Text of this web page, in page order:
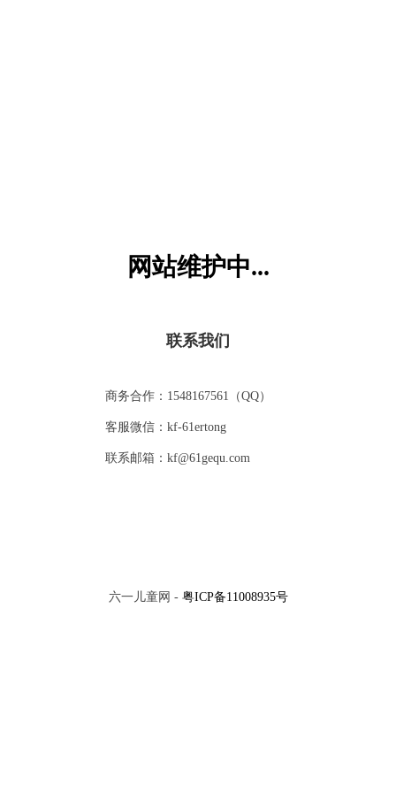
网站维护中...
联系我们
商务合作：1548167561（QQ）
客服微信：kf-61ertong
联系邮箱：kf@61gequ.com
六一儿童网 - 粤ICP备11008935号